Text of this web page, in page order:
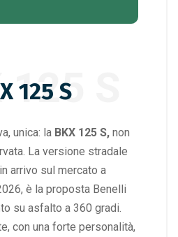
125 S
125 S
unica: la BKX 125 S, non
La versione stradale
arrivo sul mercato a
è la proposta Benelli
su asfalto a 360 gradi.
con una forte personalità,